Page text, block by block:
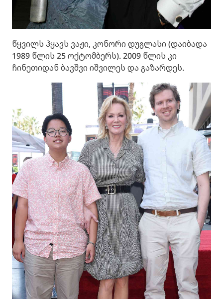
წყვილს ჰყავს ვაჟი, კონორი დუგლასი (დაიბადა
1989 წლის 25 ოქტომბერს). 2009 წლის კი
ჩინეთიდან ბავშვი იშვილეს და გაზარდეს.